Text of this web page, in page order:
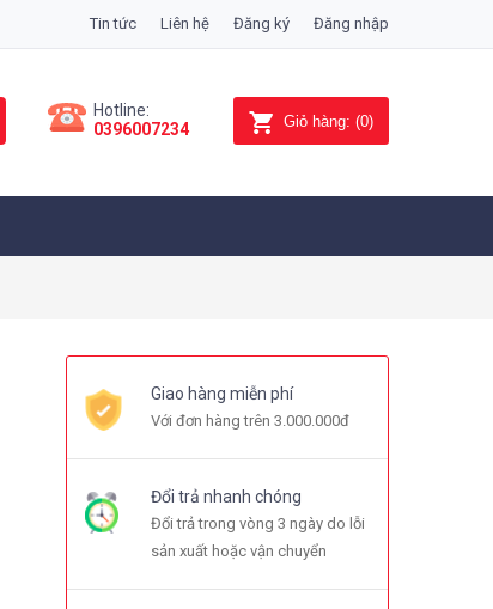
Tin tức Liên hệ Đăng ký Đăng nhập
Hotline:
0396007234
Giỏ hàng: (0)
Giao hàng miễn phí
Với đơn hàng trên 3.000.000đ
Đổi trả nhanh chóng
Đổi trả trong vòng 3 ngày do lỗi
sản xuất hoặc vận chuyển